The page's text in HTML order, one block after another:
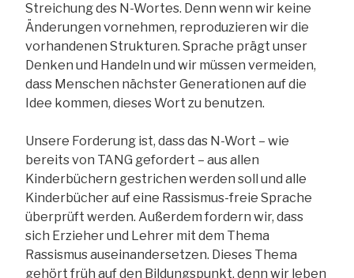
Streichung des N-Wortes. Denn wenn wir keine
Änderungen vornehmen, reproduzieren wir die
vorhandenen Strukturen. Sprache prägt unser
Denken und Handeln und wir müssen vermeiden,
dass Menschen nächster Generationen auf die
Idee kommen, dieses Wort zu benutzen.
Unsere Forderung ist, dass das N-Wort – wie
bereits von TANG gefordert – aus allen
Kinderbüchern gestrichen werden soll und alle
Kinderbücher auf eine Rassismus-freie Sprache
überprüft werden. Außerdem fordern wir, dass
sich Erzieher und Lehrer mit dem Thema
Rassismus auseinandersetzen. Dieses Thema
gehört früh auf den Bildungspunkt, denn wir leben